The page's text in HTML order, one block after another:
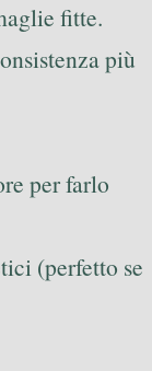
fitte.
più
per farlo
(perfetto se